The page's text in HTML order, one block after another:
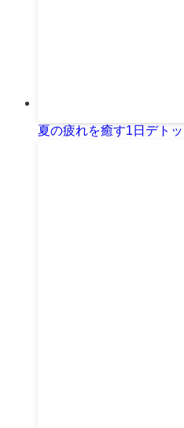
夏の疲れを癒す1日デト